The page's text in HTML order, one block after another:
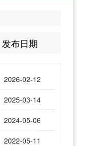
发布日期
2026-02-12
2025-03-14
2024-05-06
2022-05-11